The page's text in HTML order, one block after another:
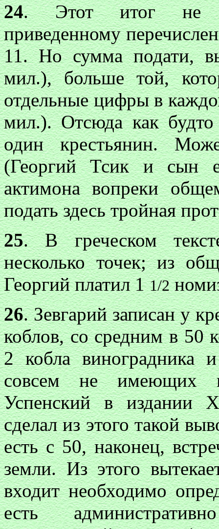
24. Этот итог не
приведенному
11. Но сумма подати,
мил.), больше той,
отдельные цифры в
мил.). Отсюда как
один крестьянин.
(Георгий Тсик и сын
актимона вопреки
подать здесь тройная
25. В греческом
несколько точек; из
Георгий платил 11/2
26. Зевгарий записан у
коблов, со средним в 50
2 кобла виноградника
совсем не имеющих
Успенский в издании
сделал из этого такой
есть с 50, наконец,
земли. Из этого
входит необходимо
есть